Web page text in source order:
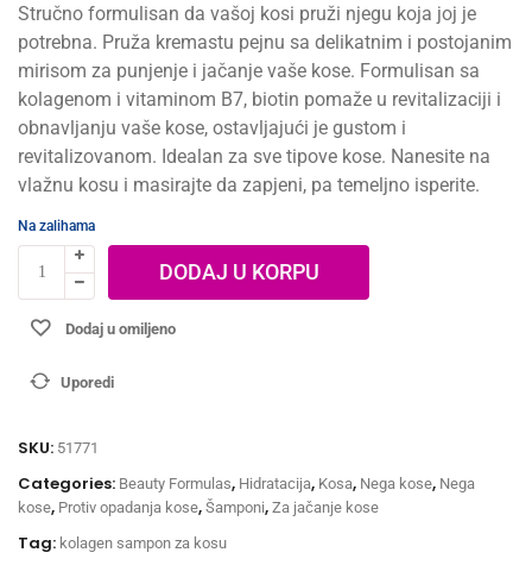
Stručno formulisan da vašoj kosi pruži njegu koja joj je
potrebna. Pruža kremastu pejnu sa delikatnim i postojanim
mirisom za punjenje i jačanje vaše kose. Formulisan sa
kolagenom i vitaminom B7, biotin pomaže u revitalizaciji i
obnavljanju vaše kose, ostavljajući je gustom i
revitalizovanom. Idealan za sve tipove kose. Nanesite na
vlažnu kosu i masirajte da zapjeni, pa temeljno isperite.
Na zalihama
DODAJ U KORPU
Dodaj u omiljeno
Uporedi
SKU: 51771
Categories: Beauty Formulas, Hidratacija, Kosa, Nega kose, Nega
kose, Protiv opadanja kose, Šamponi, Za jačanje kose
Tag: kolagen sampon za kosu